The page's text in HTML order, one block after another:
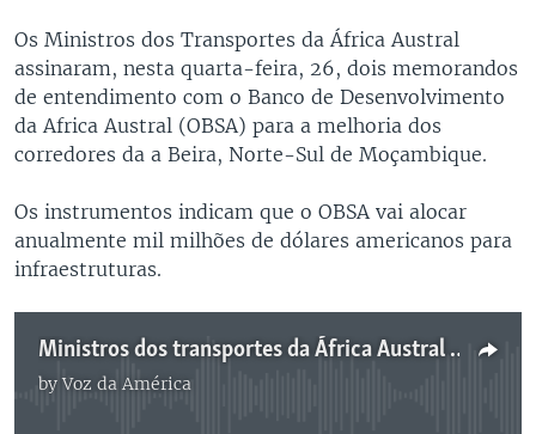
Os Ministros dos Transportes da África Austral
assinaram, nesta quarta-feira, 26, dois memorandos
de entendimento com o Banco de Desenvolvimento
da Africa Austral (OBSA) para a melhoria dos
corredores da a Beira, Norte-Sul de Moçambique.
Os instrumentos indicam que o OBSA vai alocar
anualmente mil milhões de dólares americanos para
infraestruturas.
Ministros dos transportes da África Austral acordam viabilizar corredores moçambicanos
byVoz da América
No media source currently available